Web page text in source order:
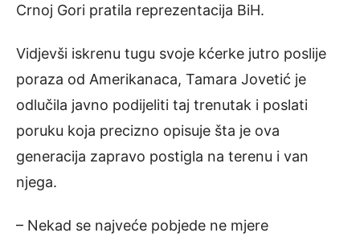
Crnoj Gori pratila reprezentacija BiH.
Vidjevši iskrenu tugu svoje kćerke jutro poslije
poraza od Amerikanaca, Tamara Jovetić je
odlučila javno podijeliti taj trenutak i poslati
poruku koja precizno opisuje šta je ova
generacija zapravo postigla na terenu i van
njega.
– Nekad se najveće pobjede ne mjere